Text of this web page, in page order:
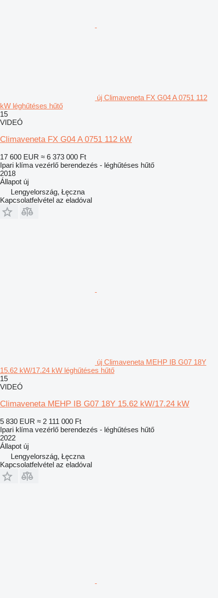
új Climaveneta FX G04 A 0751 112
kW léghűtéses hűtő
15
VIDEÓ
Climaveneta FX G04 A 0751 112 kW
17 600 EUR ≈ 6 373 000 Ft
Ipari klíma vezérlő berendezés - léghűtéses hűtő
2018
Állapot új
Lengyelország, Łęczna
Kapcsolatfelvétel az eladóval
új Climaveneta MEHP IB G07 18Y
15.62 kW/17.24 kW léghűtéses hűtő
15
VIDEÓ
Climaveneta MEHP IB G07 18Y 15.62 kW/17.24 kW
5 830 EUR ≈ 2 111 000 Ft
Ipari klíma vezérlő berendezés - léghűtéses hűtő
2022
Állapot új
Lengyelország, Łęczna
Kapcsolatfelvétel az eladóval